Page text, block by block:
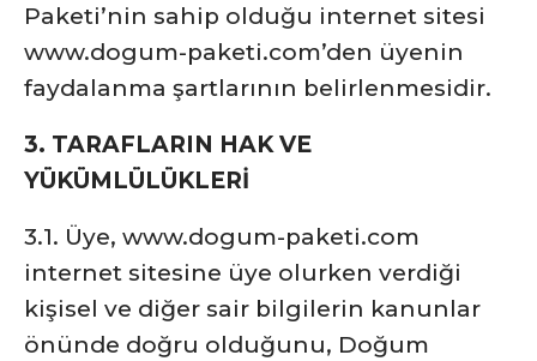
Paketi’nin sahip olduğu internet sitesi
www.dogum-paketi.com’den üyenin
faydalanma şartlarının belirlenmesidir.
3. TARAFLARIN HAK VE
YÜKÜMLÜLÜKLERİ
3.1. Üye, www.dogum-paketi.com
internet sitesine üye olurken verdiği
kişisel ve diğer sair bilgilerin kanunlar
önünde doğru olduğunu, Doğum